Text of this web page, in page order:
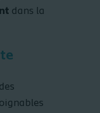
dans la